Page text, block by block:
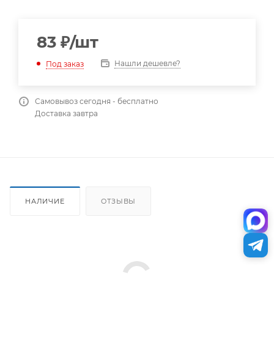
83 ₽/шт
Под заказ Нашли дешевле?
Самовывоз сегодня - бесплатно
Доставка завтра
НАЛИЧИЕ ОТЗЫВЫ